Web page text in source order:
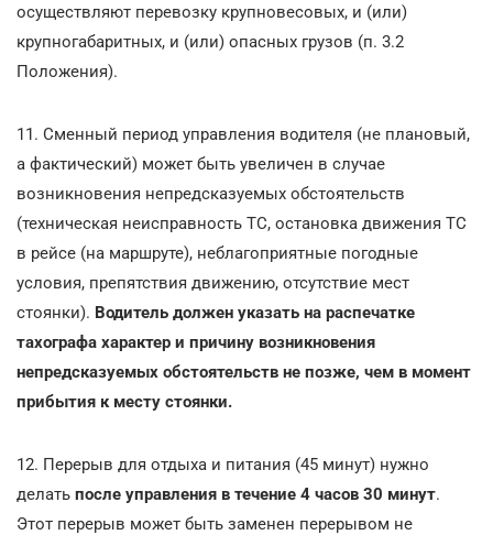
осуществляют перевозку крупновесовых, и (или)
крупногабаритных, и (или) опасных грузов (п. 3.2
Положения).
11. Сменный период управления водителя (не плановый,
а фактический) может быть увеличен в случае
возникновения непредсказуемых обстоятельств
(техническая неисправность ТС, остановка движения ТС
в рейсе (на маршруте), неблагоприятные погодные
условия, препятствия движению, отсутствие мест
стоянки). Водитель должен указать на распечатке
тахографа характер и причину возникновения
непредсказуемых обстоятельств не позже, чем в момент
прибытия к месту стоянки.
12. Перерыв для отдыха и питания (45 минут) нужно
делать после управления в течение 4 часов 30 минут.
Этот перерыв может быть заменен перерывом не